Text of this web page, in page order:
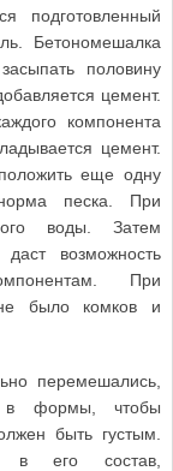
подготовленный
Бетономешалка
половину
цемент.
компонента
цемент.
еще одну
песка. При
воды. Затем
возможность
При
было комков и
перемешались,
в формы, чтобы
быть густым.
в его состав,